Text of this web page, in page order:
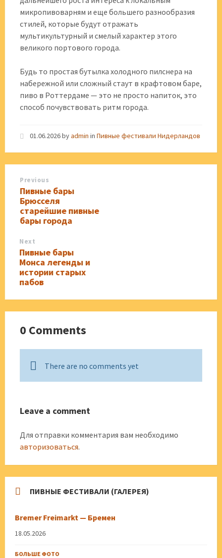
микропивоварням и еще большего разнообразия
стилей, которые будут отражать
мультикультурный и смелый характер этого
великого портового города.
Будь то простая бутылка холодного пилснера на
набережной или сложный стаут в крафтовом баре,
пиво в Роттердаме — это не просто напиток, это
способ почувствовать ритм города.
01.06.2026byadmin in Пивные фестивали Нидерландов
Previous
Пивные бары
Брюсселя
старейшие пивные
бары города
Next
Пивные бары
Монса легенды и
истории старых
пабов
0 Comments
There are no comments yet
Leave a comment
Для отправки комментария вам необходимо
авторизоваться.
ПИВНЫЕ ФЕСТИВАЛИ (ГАЛЕРЕЯ)
Bremer Freimarkt — Бремен
18.05.2026
БОЛЬШЕ ФОТО